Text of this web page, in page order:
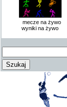
mecze na żywo
wyniki na żywo